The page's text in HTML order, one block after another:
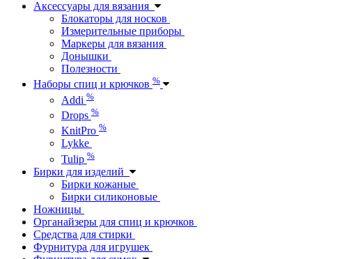
Аксессуары для вязания
Блокаторы для носков
Измерительные приборы
Маркеры для вязания
Донышки
Полезности
Наборы спиц и крючков %
Addi %
Drops %
KnitPro %
Lykke
Tulip %
Бирки для изделий
Бирки кожаные
Бирки силиконовые
Ножницы
Органайзеры для спиц и крючков
Средства для стирки
Фурнитура для игрушек